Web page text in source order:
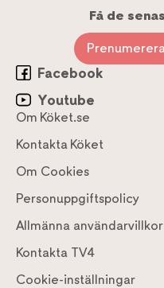
Få de
Facebook
Youtube
Om Köket.se
Kontakta Köket
Om Cookies
Personuppgiftspolicy
Allmänna användarvillkor
Kontakta TV4
Cookie-inställningar